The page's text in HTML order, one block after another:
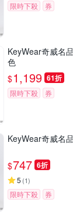
限時下殺 券
KeyWear奇威名
色
$1,199 61折
限時下殺 券
KeyWear奇威名
$747 6折
5 (1)
限時下殺 券